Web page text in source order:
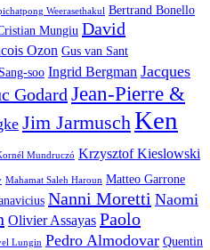
Weerasethakul Bertrand Bonello
Mungiu David
Ozon Gus van Sant
soo Ingrid Bergman Jacques
Godard Jean-Pierre &
Jim Jarmusch Ken
Mundruczó Krzysztof Kieslowski
Mahamat Saleh Haroun Matteo Garrone
Nanni Moretti Naomi
Olivier Assayas Paolo
Lungin Pedro Almodovar Quentin